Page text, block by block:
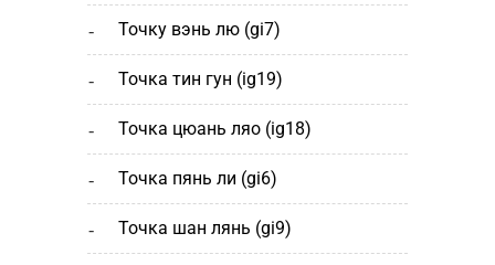
точку вэнь лю (gi7)
точка тин гун (ig19)
точка цюань ляо (ig18)
точка пянь ли (gi6)
точка шан лянь (gi9)